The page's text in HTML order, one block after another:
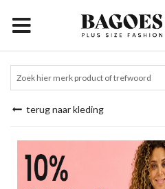
terug naar kleding